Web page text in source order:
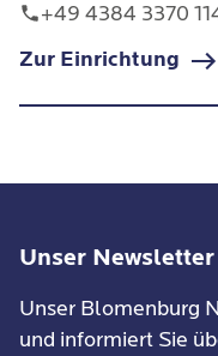
+49 4384 3370
Zur Einrichtung
Unser Newsletter
Unser Blomenburg
und informiert Sie